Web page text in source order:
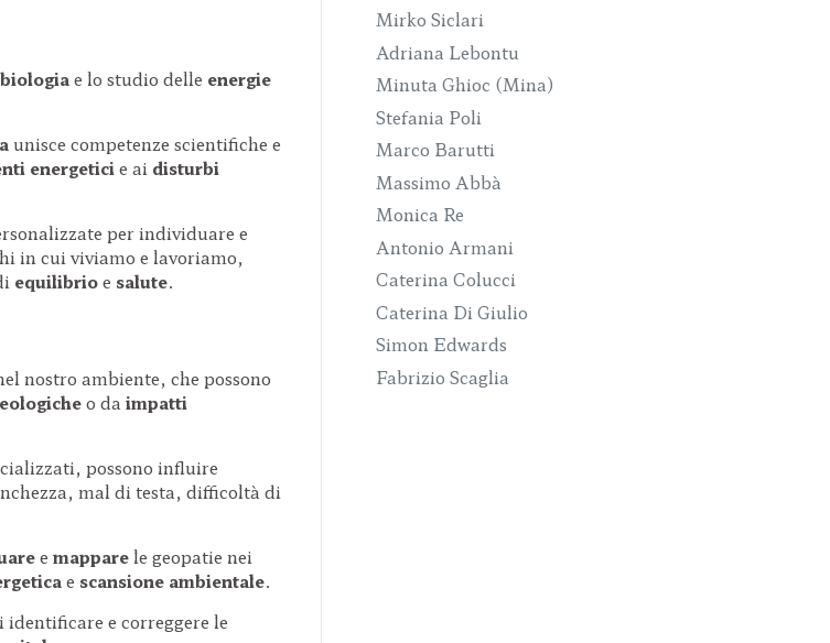
e lo studio delle energie
unisce competenze scientifiche e
energetici e ai disturbi
per individuare e
in cui viviamo e lavoriamo,
equilibrioe salute.
nostro ambiente, che possono
o da impatti
possono influire
mal di testa, difficoltà di
e mapparele geopatie nei
e scansione ambientale.
identificare e correggere le
Mirko Siclari
Adriana Lebontu
Minuta Ghioc (Mina)
Stefania Poli
Marco Barutti
Massimo Abbà
Monica Re
Antonio Armani
Caterina Colucci
Caterina Di Giulio
Simon Edwards
Fabrizio Scaglia